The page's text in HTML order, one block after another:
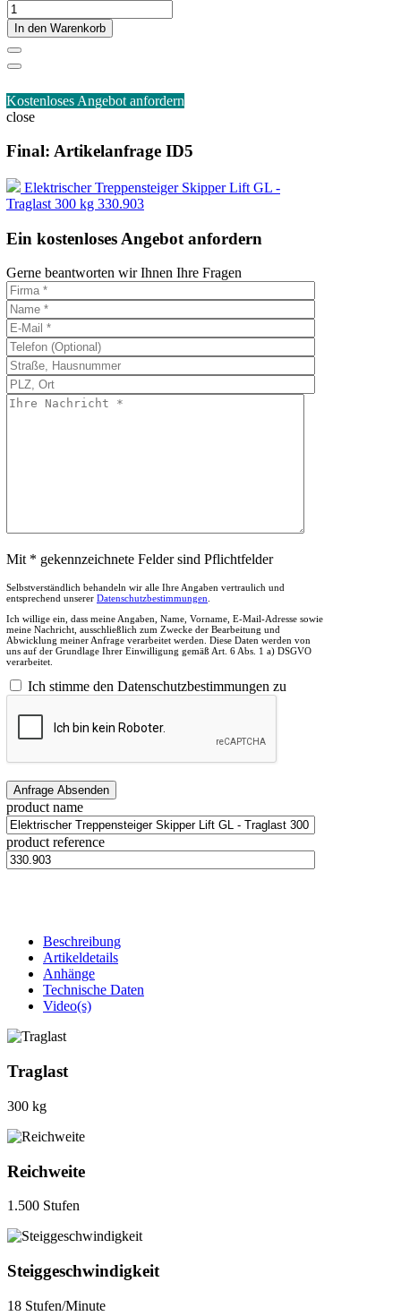
In den Warenkorb
Kostenloses Angebot anfordern
close
Final: Artikelanfrage ID5
Elektrischer Treppensteiger Skipper Lift GL -
Traglast 300 kg 330.903
Ein kostenloses Angebot anfordern
Gerne beantworten wir Ihnen Ihre Fragen
Mit * gekennzeichnete Felder sind Pflichtfelder
Selbstverständlich behandeln wir alle Ihre Angaben vertraulich und
entsprechend unserer Datenschutzbestimmungen.
Ich willige ein, dass meine Angaben, Name, Vorname, E-Mail-Adresse sowie
meine Nachricht, ausschließlich zum Zwecke der Bearbeitung und
Abwicklung meiner Anfrage verarbeitet werden. Diese Daten werden von
uns auf der Grundlage Ihrer Einwilligung gemäß Art. 6 Abs. 1 a) DSGVO
verarbeitet.
Ich stimme den Datenschutzbestimmungen zu
product name
product reference
Beschreibung
Artikeldetails
Anhänge
Technische Daten
Video(s)
Traglast
300 kg
Reichweite
1.500 Stufen
Steiggeschwindigkeit
18 Stufen/Minute